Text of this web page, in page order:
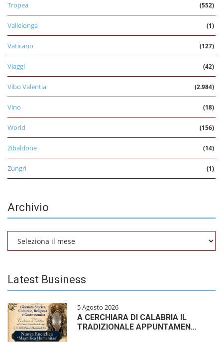
Tropea (552)
Vallelonga (1)
Vaticano (127)
Viaggi (42)
Vibo Valentia (2.984)
Vino (18)
World (156)
Zibaldone (14)
Zungri (1)
Archivio
Latest Business
5 Agosto 2026
A CERCHIARA DI CALABRIA IL
TRADIZIONALE APPUNTAMEN…